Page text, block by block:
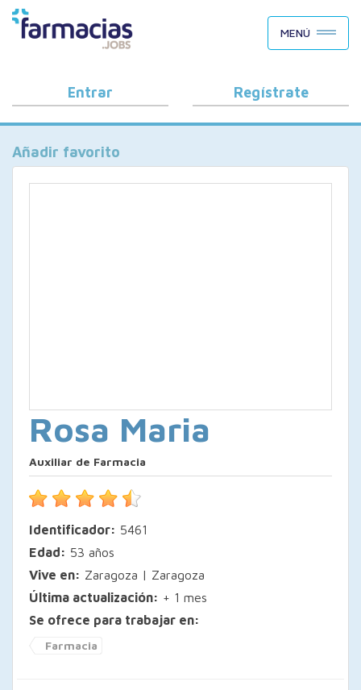
BUSCAR CANDIDATOS
OFERTAS DE EMPLEO
COMO FUNCIONA
PORQUÉ FARMACIAS.JOBS
BLOG
MENÚ
Entrar Regístrate
Añadir favorito
Rosa Maria
Auxiliar de Farmacia
Identificador: 5461
Edad: 53 años
Vive en: Zaragoza | Zaragoza
Última actualización: + 1 mes
Se ofrece para trabajar en:
Farmacia